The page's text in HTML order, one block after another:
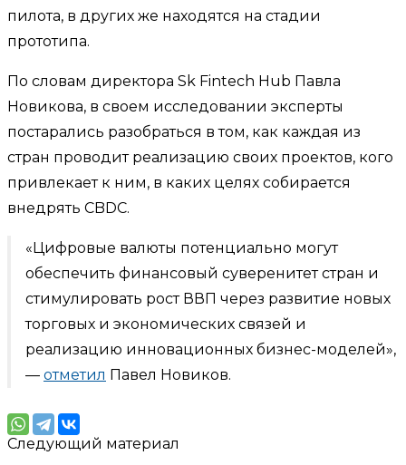
пилота, в других же находятся на стадии
прототипа.
По словам директора Sk Fintech Hub Павла
Новикова, в своем исследовании эксперты
постарались разобраться в том, как каждая из
стран проводит реализацию своих проектов, кого
привлекает к ним, в каких целях собирается
внедрять CBDC.
«Цифровые валюты потенциально могут
обеспечить финансовый суверенитет стран и
стимулировать рост ВВП через развитие новых
торговых и экономических связей и
реализацию инновационных бизнес-моделей»,
— отметил Павел Новиков.
Следующий материал